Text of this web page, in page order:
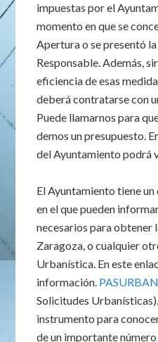
impuestas por el
momento en que se
Apertura o se presentó
Responsable. Además,
eficiencia de esas
deberá contratarse con
Puede llamarnos para
demos un presupuesto.
del Ayuntamiento podrá
El Ayuntamiento tiene
en el que pueden
necesarios para obtener
Zaragoza, o cualquier
Urbanística. En este
información. PASURBAN
Solicitudes
instrumento para
de un importante